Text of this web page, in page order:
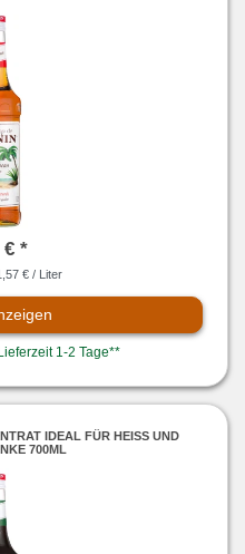
€ *
€ / Liter
1-2 Tage**
IDEAL FÜR HEISS UND K
700ML